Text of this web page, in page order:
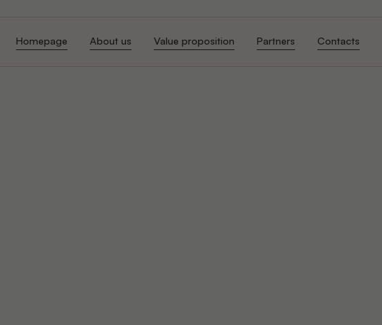
Homepage
About us
Value proposition
Partners
Contacts